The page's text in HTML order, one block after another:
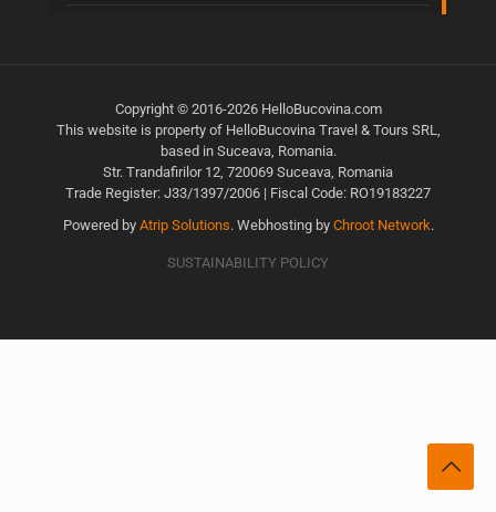
Copyright © 2016-2026 HelloBucovina.com
This website is property of HelloBucovina Travel & Tours SRL,
based in Suceava, Romania.
Str. Trandafirilor 12, 720069 Suceava, Romania
Trade Register: J33/1397/2006 | Fiscal Code: RO19183227
Powered by Atrip Solutions. Webhosting by Chroot Network.
SUSTAINABILITY POLICY